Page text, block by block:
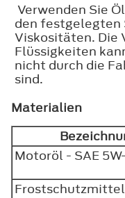
Verwenden Sie
den festgelegten
Viskositäten. Die
Flüssigkeiten
nicht durch die
sind.
Materialien
Motoröl - SAE
Frostschutzmittel